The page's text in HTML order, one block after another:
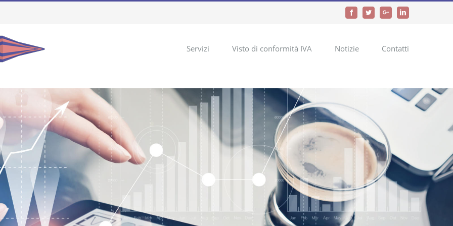
FacebookTwitterGoogle+LinkedIn
Servizi Visto di conformità IVA Notizie Contatti